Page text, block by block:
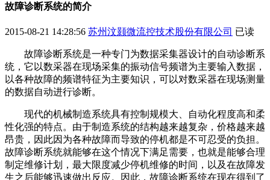
故障诊断系统的简介
2015-08-21 14:28:56 苏州汶颢微流控技术股份有限公司 已读
故障诊断系统是一种专门为数据采集器设计的自动诊断系
统，它以数采器在现场采集的振动信号频谱为主要输入数据，
以各种故障的频谱特征为主要知识，可以对数采器在现场测量
的数据自动进行诊断。
现代的机械制造系统具有控制规模大、自动化程度高和柔
性化强的特点。由于制造系统的结构越来越复杂，价格越来越
昂贵，因此因为各种故障而导致的停机都是不可忍受的负担。
故障诊断系统就能够在这个情况下满足需要，也就是能够合理
制定维修计划，最大限度减少停机维修的时间，以及在故障发
生之后能够迅速做出反应。因此，故障诊断系统在现在得到了